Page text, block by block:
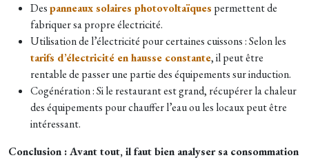
Despanneaux solaires photovoltaïques permettent de
fabriquer sa propre électricité.
Utilisation de l’électricité pour certaines cuissons : Selon les
tarifs d’électricité en hausse constante, il peut être
rentable de passer une partie des équipements sur induction.
Cogénération : Si le restaurant est grand, récupérer la chaleur
des équipements pour chauffer l’eau ou les locaux peut être
intéressant.
Conclusion : Avant tout, il faut bien analyser sa consommation